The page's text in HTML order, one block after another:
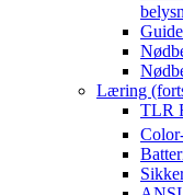
Læring
TLR